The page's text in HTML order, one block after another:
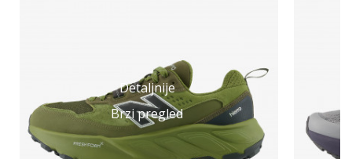
Detaljnije
Brzi pregled